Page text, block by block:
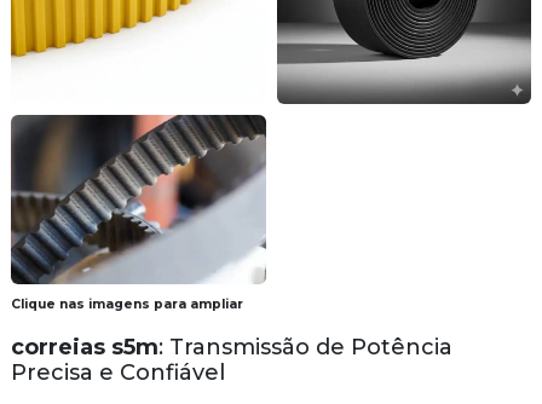
Clique nas imagens para ampliar
correias s5m: Transmissão de Potência
Precisa e Confiável